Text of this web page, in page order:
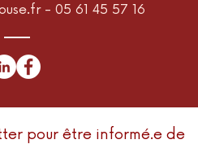
- 05 61 45 57 16
pour être informé.e de